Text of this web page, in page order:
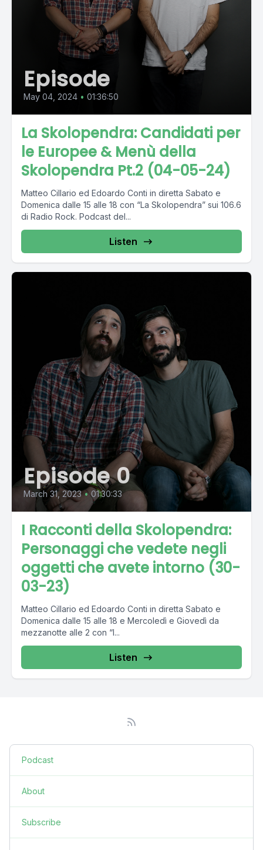
Episode
May 04, 2024 • 01:36:50
La Skolopendra: Candidati per
le Europee & Menù della
Skolopendra Pt.2 (04-05-24)
Matteo Cillario ed Edoardo Conti in diretta Sabato e
Domenica dalle 15 alle 18 con “La Skolopendra” sui 106.6
di Radio Rock. Podcast del...
Listen
Episode 0
March 31, 2023 • 01:30:33
I Racconti della Skolopendra:
Personaggi che vedete negli
oggetti che avete intorno (30-
03-23)
Matteo Cillario ed Edoardo Conti in diretta Sabato e
Domenica dalle 15 alle 18 e Mercoledì e Giovedì da
mezzanotte alle 2 con “I...
Listen
Podcast
About
Subscribe